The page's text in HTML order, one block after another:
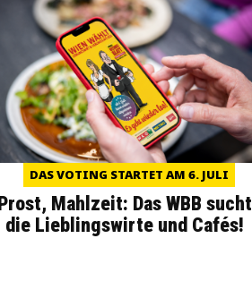
DAS VOTING STARTET AM 6. JULI
Prost, Mahlzeit: Das WBB sucht
die Lieblingswirte und Cafés!